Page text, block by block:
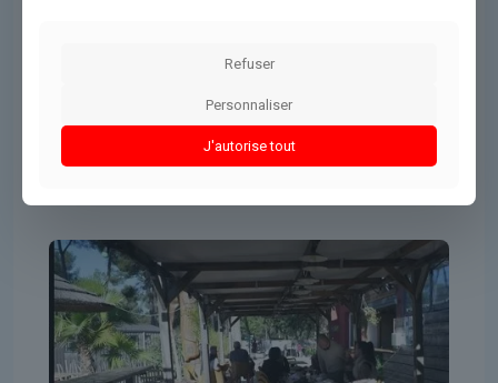
face aux prix des carburants, les
plus le camping – franceinfo
Refuser
Personnaliser
J'autorise tout